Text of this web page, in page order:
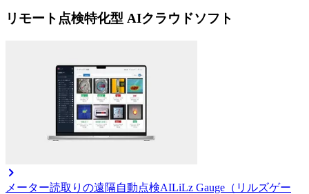
リモート点検特化型 AIクラウドソフト
メーター読取りの遠隔自動点検AILiLz Gauge（リルズゲー